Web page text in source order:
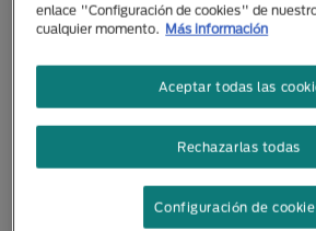
enlace "Configuración de cookies" de
cualquier momento. Más información
Rechazarlas todas
Aceptar todas las
Configuración de